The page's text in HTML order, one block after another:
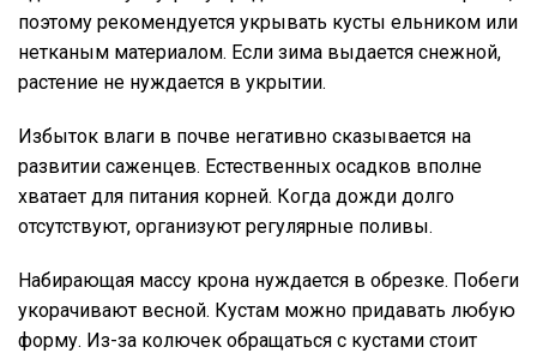
поэтому рекомендуется укрывать кусты ельником или
нетканым материалом. Если зима выдается снежной,
растение не нуждается в укрытии.
Избыток влаги в почве негативно сказывается на
развитии саженцев. Естественных осадков вполне
хватает для питания корней. Когда дожди долго
отсутствуют, организуют регулярные поливы.
Набирающая массу крона нуждается в обрезке. Побеги
укорачивают весной. Кустам можно придавать любую
форму. Из-за колючек обращаться с кустами стоит